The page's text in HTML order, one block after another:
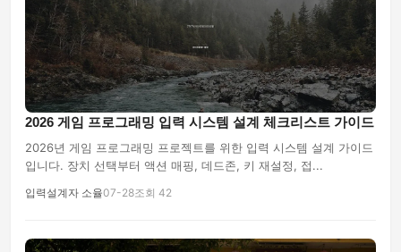
2026 게임 프로그래밍 입력 시스템 설계 체크리스트 가이드
2026년 게임 프로그래밍 프로젝트를 위한 입력 시스템 설계 가이드
입니다. 장치 선택부터 액션 매핑, 데드존, 키 재설정, 접...
입력설계자 소율07-28조회 42